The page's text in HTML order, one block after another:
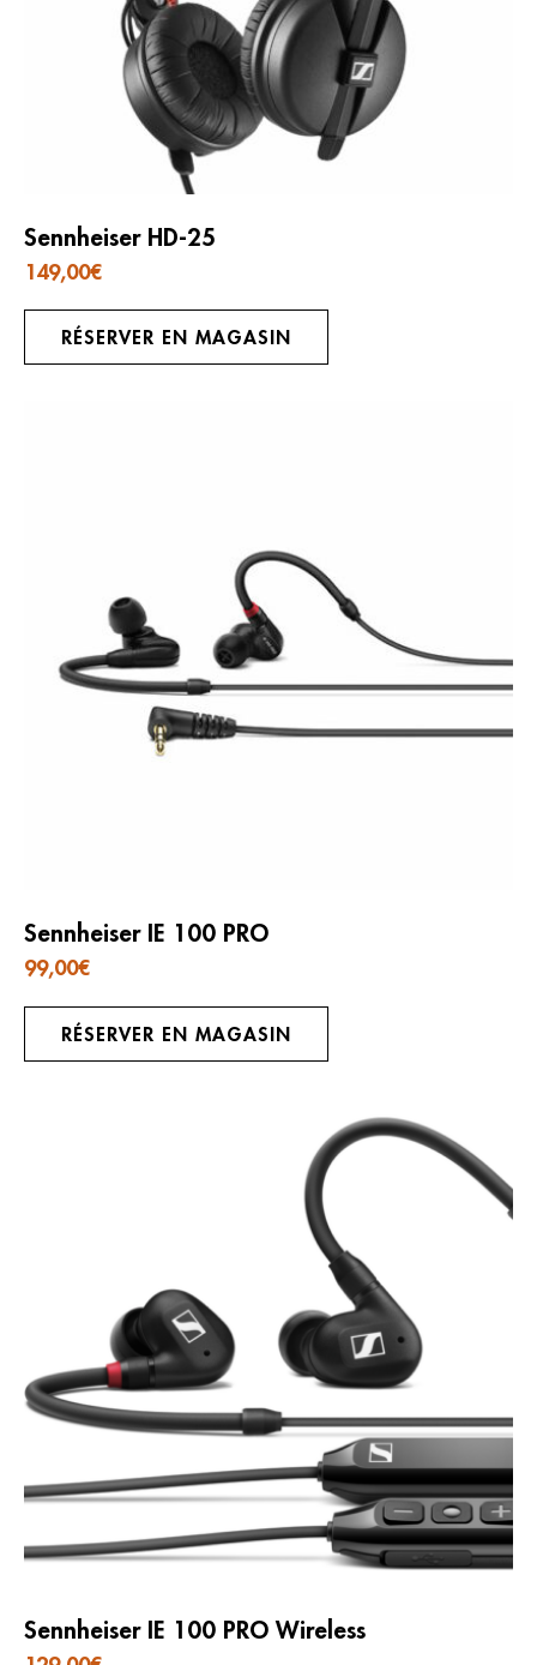
Sennheiser HD-25
149,00€
RÉSERVER EN MAGASIN
Sennheiser IE 100 PRO
99,00€
RÉSERVER EN MAGASIN
Sennheiser IE 100 PRO Wireless